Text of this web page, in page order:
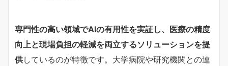
専門性の高い領域でAIの有用性を実証し、医療の精度
向上と現場負担の軽減を両立するソリューションを提
供しているのが特徴です。大学病院や研究機関との連